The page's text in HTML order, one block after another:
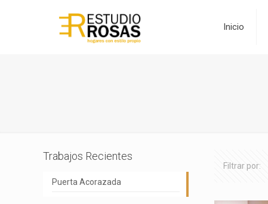
Inicio
Filtrar por:
Trabajos Recientes
Puerta Acorazada